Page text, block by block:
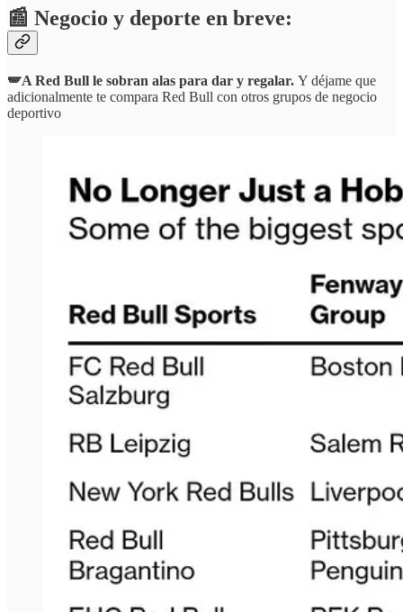
📰 Negocio y deporte en breve:
🪽A Red Bull le sobran alas para dar y regalar. Y déjame que
adicionalmente te compara Red Bull con otros grupos de negocio
deportivo